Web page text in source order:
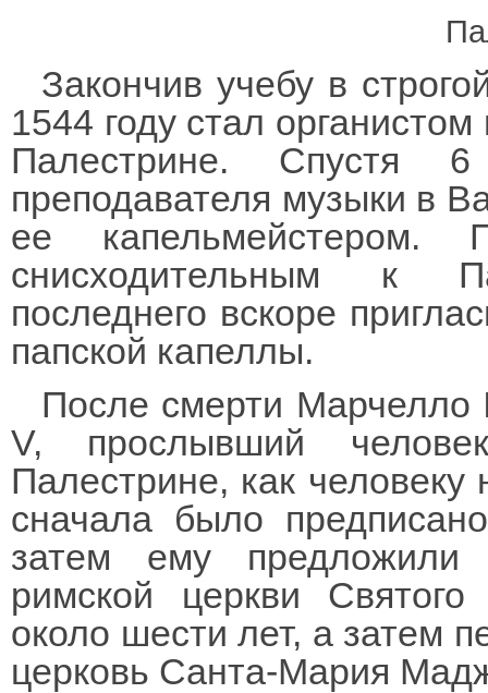
Закончив учебу в
1544 году стал
Палестрине. Спустя
преподавателя музыки в
ее
снисходительным к
последнего вскоре
папской капеллы.
После смерти Марчелло
V, прослывший
Палестрине, как
сначала было
затем ему предложили
римской церкви
около шести лет, а затем
церковь Санта-Мария